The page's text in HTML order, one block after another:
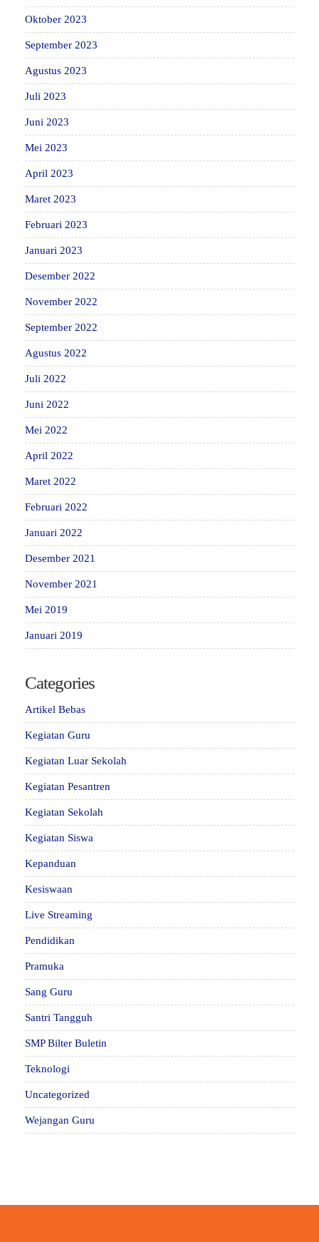
Oktober 2023
September 2023
Agustus 2023
Juli 2023
Juni 2023
Mei 2023
April 2023
Maret 2023
Februari 2023
Januari 2023
Desember 2022
November 2022
September 2022
Agustus 2022
Juli 2022
Juni 2022
Mei 2022
April 2022
Maret 2022
Februari 2022
Januari 2022
Desember 2021
November 2021
Mei 2019
Januari 2019
Categories
Artikel Bebas
Kegiatan Guru
Kegiatan Luar Sekolah
Kegiatan Pesantren
Kegiatan Sekolah
Kegiatan Siswa
Kepanduan
Kesiswaan
Live Streaming
Pendidikan
Pramuka
Sang Guru
Santri Tangguh
SMP Bilter Buletin
Teknologi
Uncategorized
Wejangan Guru